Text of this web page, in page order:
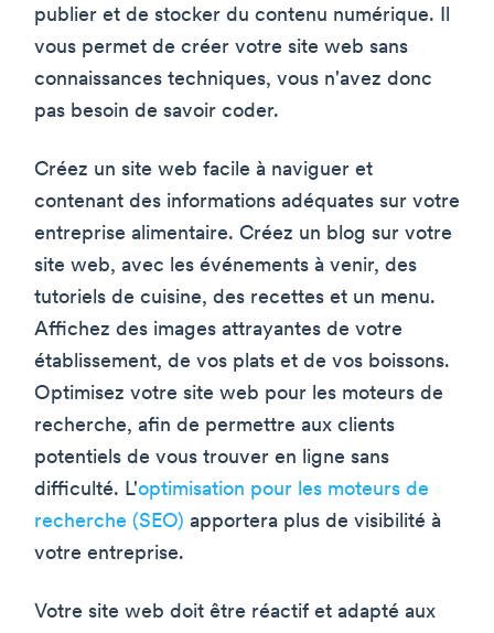
publier et de stocker du contenu numérique. Il
vous permet de créer votre site web sans
connaissances techniques, vous n'avez donc
pas besoin de savoir coder.
Créez un site web facile à naviguer et
contenant des informations adéquates sur votre
entreprise alimentaire. Créez un blog sur votre
site web, avec les événements à venir, des
tutoriels de cuisine, des recettes et un menu.
Affichez des images attrayantes de votre
établissement, de vos plats et de vos boissons.
Optimisez votre site web pour les moteurs de
recherche, afin de permettre aux clients
potentiels de vous trouver en ligne sans
difficulté. L'optimisation pour les moteurs de
recherche (SEO) apportera plus de visibilité à
votre entreprise.
Votre site web doit être réactif et adapté aux